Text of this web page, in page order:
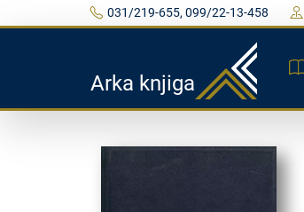
031/219-655, 099/22-13-458
Arka knjiga